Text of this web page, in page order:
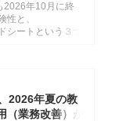
2026年10月に終
と、
ートという３つ
2026年夏の教
業務改善）が